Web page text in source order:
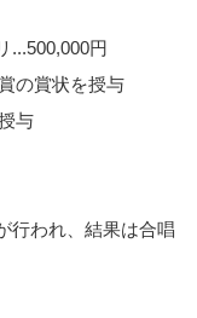
...500,000円
の賞状を授与
与
行われ、結果は合唱